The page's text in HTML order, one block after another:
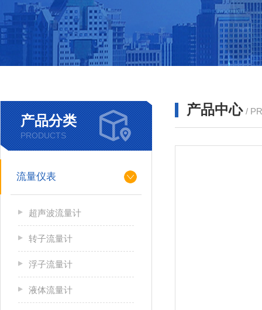
产品分类
PRODUCTS
流量仪表
超声波流量计
转子流量计
浮子流量计
液体流量计
产品中心 /